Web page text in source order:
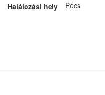
Halálozási hely
Pécs